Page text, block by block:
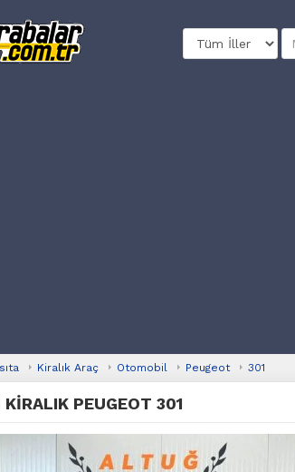
Kiralık Araç Otomobil Peugeot 301
PEUGEOT 301